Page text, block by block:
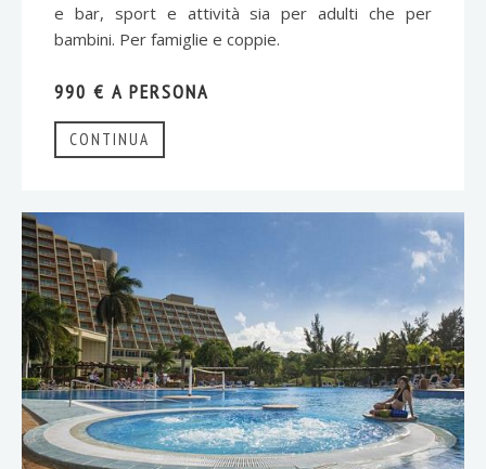
e bar, sport e attività sia per adulti che per
bambini. Per famiglie e coppie.
990 € A PERSONA
CONTINUA